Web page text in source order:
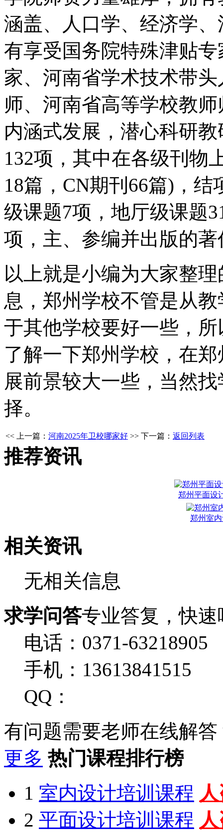
涵盖、人口学、经济学
有享受国务院特殊津贴
家、河南省学术技术带
师、河南省高等学校教
内涵式发展，潜心科研
132项，其中在各级刊物
18篇，CN期刊66篇)，
级课题7项，地厅级课题
项，主、参编并出版的著
以上就是小编为大家整
息，郑州学校不管是从
于其他学校要好一些，
了解一下郑州学校，在
展前景较大一些，当然
择。
<< 上一篇： 河南2025年卫校哪家好 >> 下一篇： 返回列表
推荐资讯
郑州平面设
郑州室
相关资讯
无相关信息
求学问答专业答复，快速
电话：0371-63218905
手机：13613841515
QQ：
有问题需要老师在线解答
更多 热门课程排行榜
1 室内设计培训课程
2 平面设计培训课程